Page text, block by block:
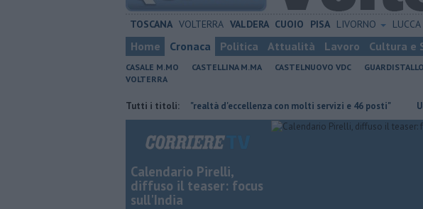
TOSCANA VOLTERRA VALDERA CUOIO PISA LIVORNO LUCCA
Home Cronaca Politica Attualità Lavoro Cultura e
CASALE M.MO CASTELLINA M.MA CASTELNUOVO VDC GUARDISTALLO
VOLTERRA
Tutti i titoli:
Crm, "realtà d'eccellenza con molti servizi e 46 posti" Una
Calendario Pirelli,
diffuso il teaser: focus
sull'India